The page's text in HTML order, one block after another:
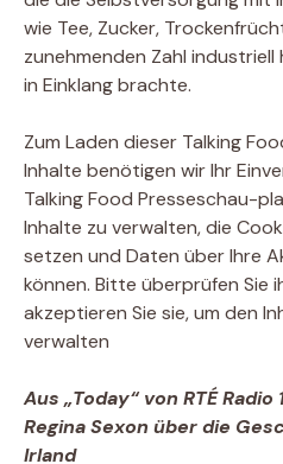
wie Tee, Zucker,
zunehmenden Zahl
in Einklang brachte.
Zum Laden dieser Talking
Inhalte benötigen wir Ihr
Talking Food Presseschau-
Inhalte zu verwalten, die
setzen und Daten über Ihre
können. Bitte überprüfen Sie
akzeptieren Sie sie, um den
verwalten
Aus „Today“ von RTÉ
Regina Sexon über die
Irland